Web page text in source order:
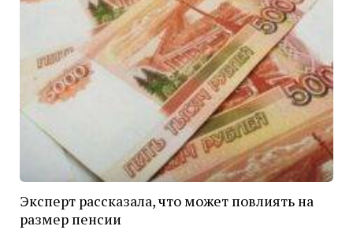
Эксперт рассказала, что может повлиять на
размер пенсии